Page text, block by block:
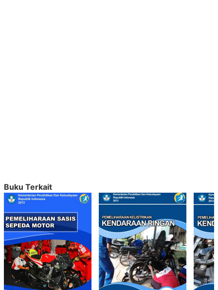
Buku Terkait